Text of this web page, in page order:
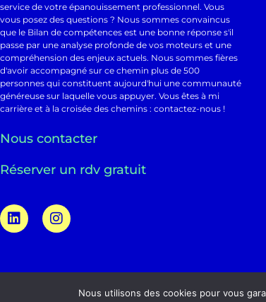
service de votre épanouissement professionnel. Vous
vous posez des questions ? Nous sommes convaincus
que le Bilan de compétences est une bonne réponse s'il
passe par une analyse profonde de vos moteurs et une
compréhension des enjeux actuels. Nous sommes fières
d'avoir accompagné sur ce chemin plus de 500
personnes qui constituent aujourd'hui une communauté
généreuse sur laquelle vous appuyer. Vous êtes à mi
carrière et à la croisée des chemins : contactez-nous !
Nous contacter
Réserver un rdv gratuit
Nous utilisons des cookies pour vous